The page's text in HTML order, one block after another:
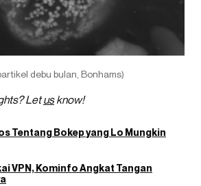
debu bulan, Bonhams)
Letusknow!
Tentang Bokep yang Lo Mungkin
VPN, Kominfo Angkat Tangan